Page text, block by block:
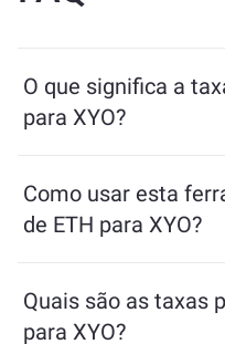
O que significa a
para XYO?
receberá em troca de
com as condições de
a liquidez.
Como usar esta
de ETH para XYO?
a ferramenta calculará o
você receberá. Depois,
Quais são as taxas
para XYO?